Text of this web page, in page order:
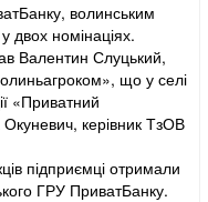
волинським
двох номінаціях.
Валентин Слуцький,
що у селі
«Приватний
керівник ТзОВ
підприємці отримали
ГРУ ПриватБанку.